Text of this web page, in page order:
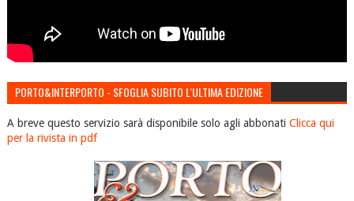
PORTO&INTERPORTO - SFOGLIA SUBITO L'ULTIMA EDIZIONE
A breve questo servizio sarà disponibile solo agli abbonati Clicca qui
per la rivista in pdf